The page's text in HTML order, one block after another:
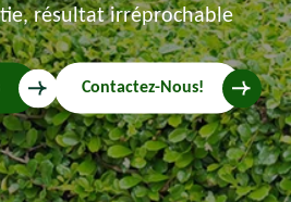
résultat irréprochable
Contactez-Nous!